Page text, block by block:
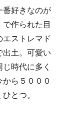
番好きなのが
作られた目
ストレマド
出土。可愛い
時代に多く
ら５０００
とつ。